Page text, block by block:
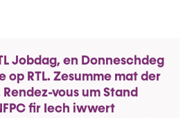
Jobdag, en Donneschdeg
op RTL. Zesumme mat der
Rendez-vous um Stand
fir Iech iwwert